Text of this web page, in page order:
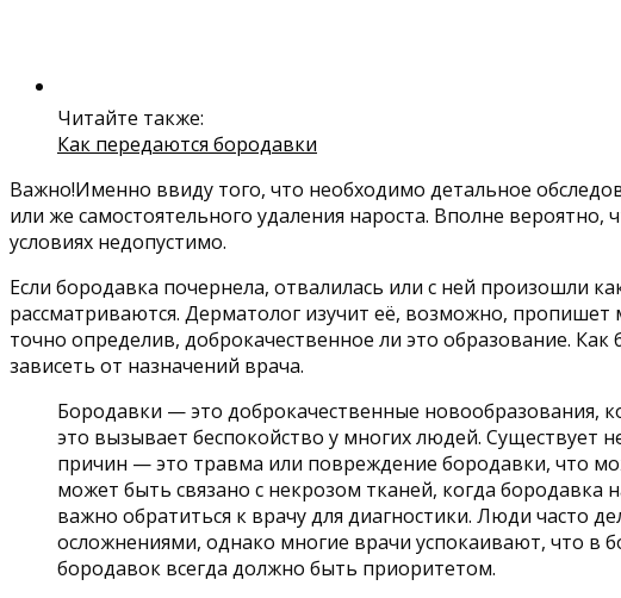
Читайте также:
Как передаются бородавки
Важно!Именно ввиду того, что необходимо детальное
или же самостоятельного удаления нароста. Вполне
условиях недопустимо.
Если бородавка почернела, отвалилась или с ней произошли
рассматриваются. Дерматолог изучит её, возможно,
точно определив, доброкачественное ли это образование.
зависеть от назначений врача.
Бородавки — это доброкачественные новообразования,
это вызывает беспокойство у многих людей. Существует
причин — это травма или повреждение бородавки, что
может быть связано с некрозом тканей, когда бородавка
важно обратиться к врачу для диагностики. Люди часто
осложнениями, однако многие врачи успокаивают, что в
бородавок всегда должно быть приоритетом.